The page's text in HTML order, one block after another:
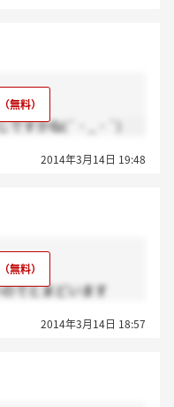
すね…
ですかね(´・_・`)
2014年3月14日 19:48
でとまどいます
一人当たりの話す時間
2014年3月14日 18:57